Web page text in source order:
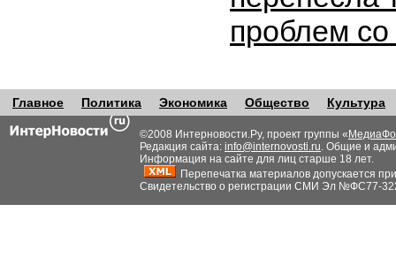
проблем
Главное Политика Экономика Общество Культура
©2008 Интерновости.Ру, проект группы «
Редакция сайта: info@internovosti.ru. Общие и
Информация на сайте для лиц старше 18 лет.
Перепечатка материалов допускается
Свидетельство о регистрации СМИ Эл №ФС77-